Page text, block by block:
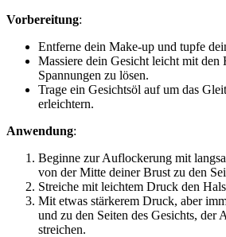
Vorbereitung:
Entferne dein Make-up und tupfe
Massiere dein Gesicht leicht mit den
Spannungen zu lösen.
Trage ein Gesichtsöl auf um das
erleichtern.
Anwendung:
Beginne zur Auflockerung mit
von der Mitte deiner Brust zu den
Streiche mit leichtem Druck den
Mit etwas stärkerem Druck, aber
und zu den Seiten des Gesichts, der
streichen.